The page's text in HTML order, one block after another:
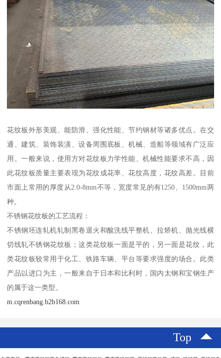
花纹板外形美观、能防滑、强化性能、节约钢材等诸多优点。在交
通、建筑、装饰装潢、设备周围底板、机械、造船等领域有广泛应
用。一般来说，使用方对花纹板力学性能、机械性能要求不高，因
此花纹板质量主要表现为花纹成花率、花纹高度，花纹高差。目前
市面上常用的厚度从2.0-8mm不等，宽度常见的有1250、1500mm两
种。
不锈钢花纹板的工艺流程：
不锈钢坯连轧机轧制黑卷退火和酸洗线平整机、拉矫机、抛光线横
切线轧不锈钢花纹板；这类花纹板一面是平的，另一面是花纹，此
类花纹板较常用于化工、铁路车辆、平台等要求强度的场合。此类
产品以进口为主，一般来自于日本和比利时，国内太钢和宝钢生产
的属于这一类型。
m.cqrenbang.b2b168.com
Top